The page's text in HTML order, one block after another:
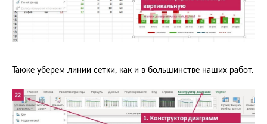
Также уберем линии сетки, как и в большинстве наших работ.